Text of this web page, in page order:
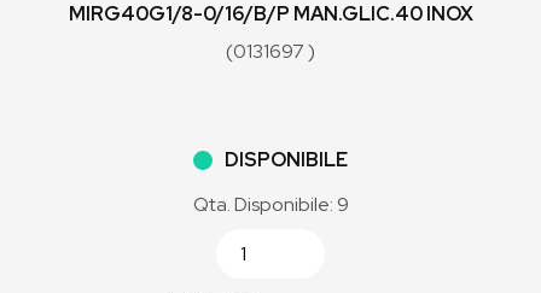
MIRG40G1/8-0/16/B/P MAN.GLIC.40 INOX
(0131697 )
DISPONIBILE
Qta. Disponibile: 9